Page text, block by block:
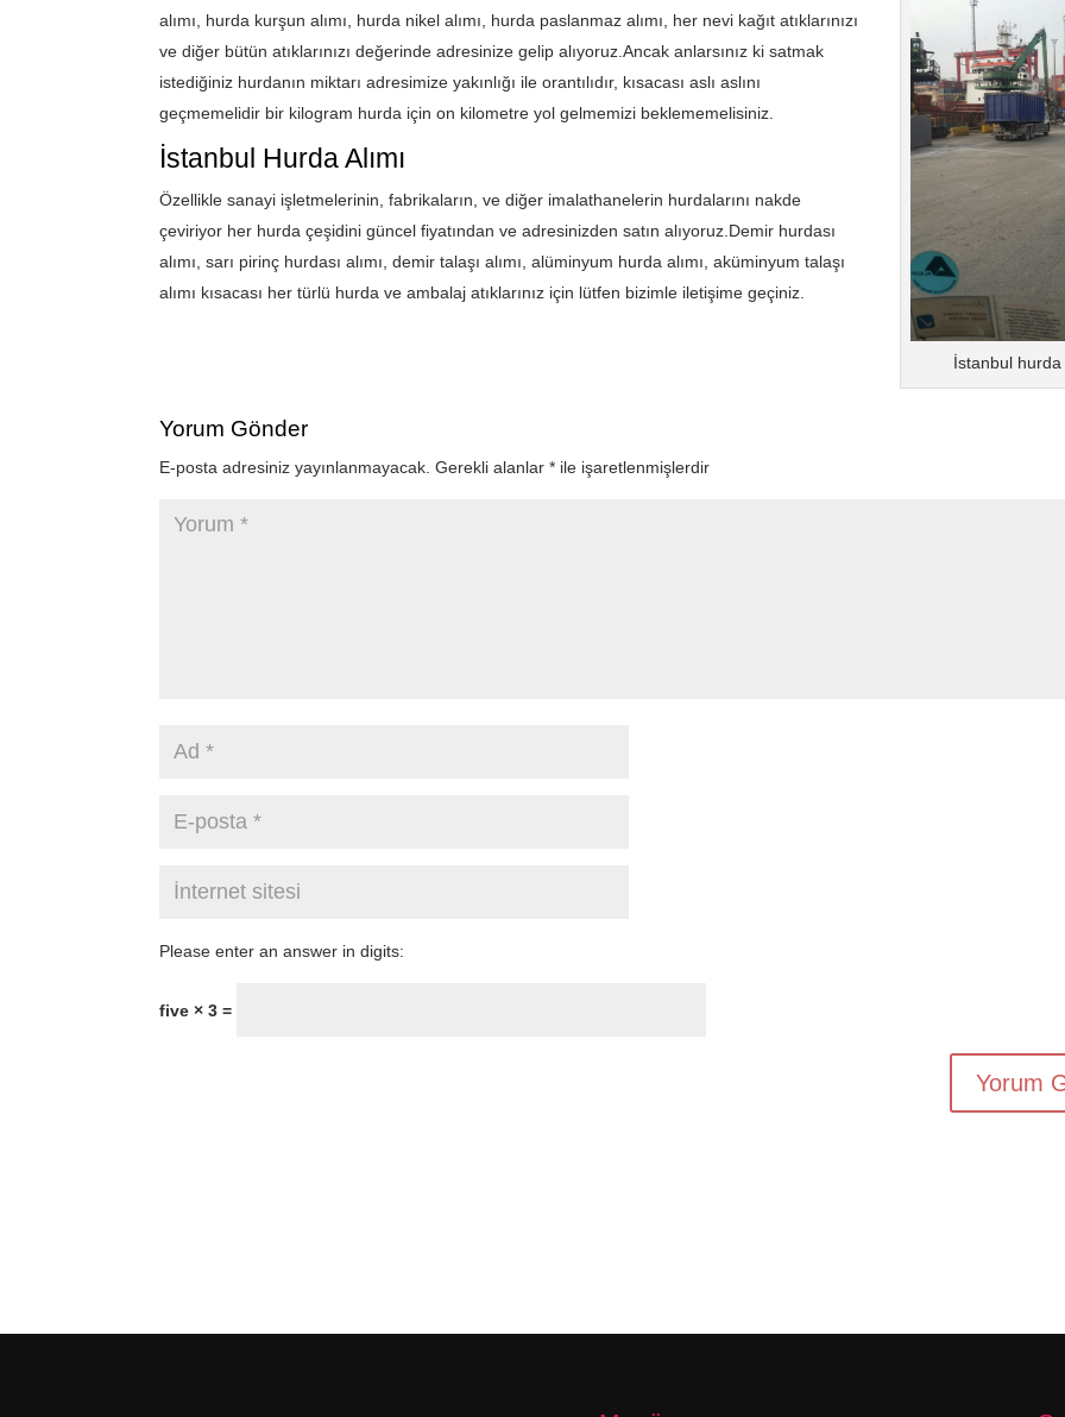
İstanbul hurda
alımı, hurda kurşun alımı, hurda nikel alımı, hurda paslanmaz alımı, her nevi kağıt atıklarınızı
ve diğer bütün atıklarınızı değerinde adresinize gelip alıyoruz.Ancak anlarsınız ki satmak
istediğiniz hurdanın miktarı adresimize yakınlığı ile orantılıdır, kısacası aslı aslını
geçmemelidir bir kilogram hurda için on kilometre yol gelmemizi beklememelisiniz.
İstanbul Hurda Alımı
Özellikle sanayi işletmelerinin, fabrikaların, ve diğer imalathanelerin hurdalarını nakde
çeviriyor her hurda çeşidini güncel fiyatından ve adresinizden satın alıyoruz.Demir hurdası
alımı, sarı pirinç hurdası alımı, demir talaşı alımı, alüminyum hurda alımı, aküminyum talaşı
alımı kısacası her türlü hurda ve ambalaj atıklarınız için lütfen bizimle iletişime geçiniz.
Yorum Gönder
E-posta adresiniz yayınlanmayacak. Gerekli alanlar* ile işaretlenmişlerdir
Please enter an answer in digits:
five × 3 =